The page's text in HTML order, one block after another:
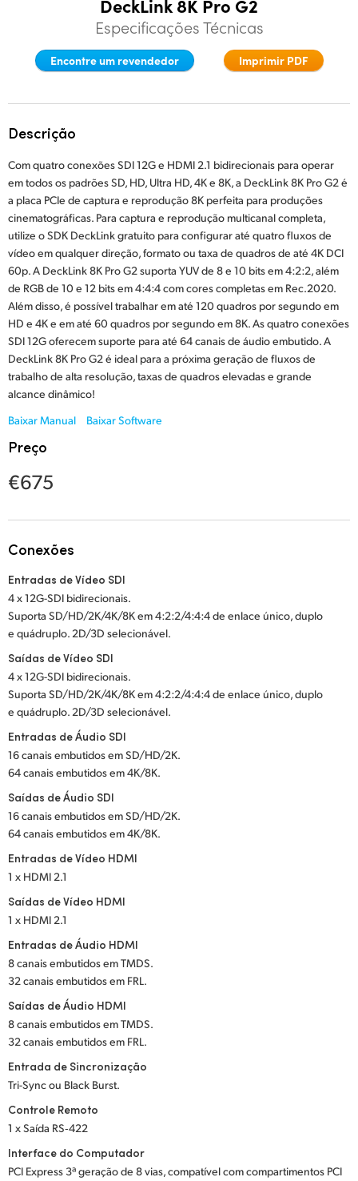
Especificações
France
Italy
Japan
Korea
Mexico
Malaysia
Netherlands
New Zealand
Norway
Spain
Sweden
Turkey
UAE
Ukraine
United States
DeckLink 8K Pro G2
Especificações Técnicas
Encontre um revendedor Imprimir PDF
Descrição
Com quatro conexões SDI 12G e HDMI 2.1 bidirecionais para operar
em todos os padrões SD, HD, Ultra HD, 4K e 8K, a DeckLink 8K Pro G2 é
a placa PCIe de captura e reprodução 8K perfeita para produções
cinematográficas. Para captura e reprodução multicanal completa,
utilize o SDK DeckLink gratuito para configurar até quatro fluxos de
vídeo em qualquer direção, formato ou taxa de quadros de até 4K DCI
60p. A DeckLink 8K Pro G2 suporta YUV de 8 e 10 bits em 4:2:2, além
de RGB de 10 e 12 bits em 4:4:4 com cores completas em Rec.2020.
Além disso, é possível trabalhar em até 120 quadros por segundo em
HD e 4K e em até 60 quadros por segundo em 8K. As quatro conexões
SDI 12G oferecem suporte para até 64 canais de áudio embutido. A
DeckLink 8K Pro G2 é ideal para a próxima geração de fluxos de
trabalho de alta resolução, taxas de quadros elevadas e grande
alcance dinâmico!
Baixar Manual
Baixar Software
Preço
€675
Conexões
Entradas de Vídeo SDI
4 x 12G-SDI bidirecionais.
Suporta SD/HD/2K/4K/8K em 4:2:2/4:4:4 de enlace único, duplo
e quádruplo. 2D/3D selecionável.
Saídas de Vídeo SDI
4 x 12G-SDI bidirecionais.
Suporta SD/HD/2K/4K/8K em 4:2:2/4:4:4 de enlace único, duplo
e quádruplo. 2D/3D selecionável.
Entradas de Áudio SDI
16 canais embutidos em SD/HD/2K.
64 canais embutidos em 4K/8K.
Saídas de Áudio SDI
16 canais embutidos em SD/HD/2K.
64 canais embutidos em 4K/8K.
Entradas de Vídeo HDMI
1 x HDMI 2.1
Saídas de Vídeo HDMI
1 x HDMI 2.1
Entradas de Áudio HDMI
8 canais embutidos em TMDS.
32 canais embutidos em FRL.
Saídas de Áudio HDMI
8 canais embutidos em TMDS.
32 canais embutidos em FRL.
Entrada de Sincronização
Tri-Sync ou Black Burst.
Controle Remoto
1 x Saída RS‑422
Interface do Computador
PCI Express 3ª geração de 8 vias, compatível com compartimentos PCI